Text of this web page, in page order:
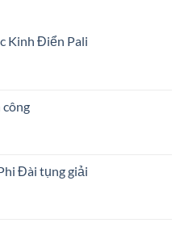
Kinh Điển Pali
Đài tụng giải